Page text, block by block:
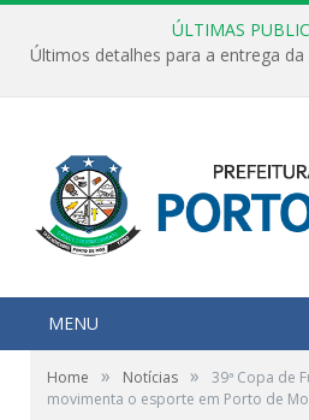
ÚLTIMAS
MENU
Home » Notícias »
39ª Copa de
movimenta o esporte em Porto de